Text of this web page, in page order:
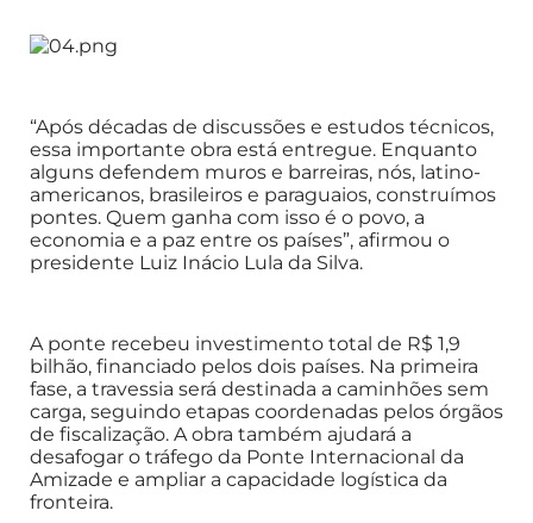
“Após décadas de discussões e estudos técnicos,
essa importante obra está entregue. Enquanto
alguns defendem muros e barreiras, nós, latino-
americanos, brasileiros e paraguaios, construímos
pontes. Quem ganha com isso é o povo, a
economia e a paz entre os países”, afirmou o
presidente Luiz Inácio Lula da Silva.
A ponte recebeu investimento total de R$ 1,9
bilhão, financiado pelos dois países. Na primeira
fase, a travessia será destinada a caminhões sem
carga, seguindo etapas coordenadas pelos órgãos
de fiscalização. A obra também ajudará a
desafogar o tráfego da Ponte Internacional da
Amizade e ampliar a capacidade logística da
fronteira.